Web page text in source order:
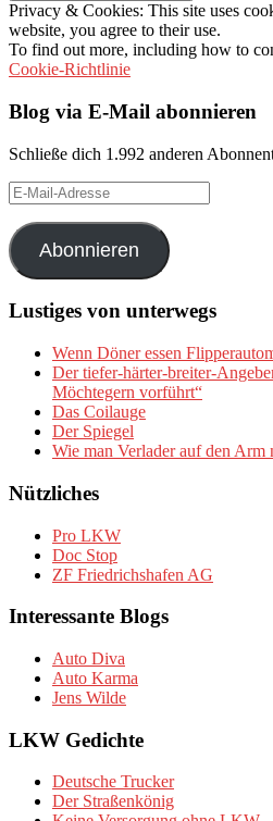
Privacy & Cookies: This site uses
website, you agree to their use.
To find out more, including how to
Cookie-Richtlinie
Blog via E-Mail abonnieren
Schließe dich 1.992 anderen
E-
Mail-
Adresse
Abonnieren
Lustiges von unterwegs
Wenn Döner essen
Der tiefer-härter-breiter-
Möchtegern vorführt“
Das Coilauge
Der Spiegel
Wie man Verlader auf den Arm
Nützliches
Pro LKW
Doc Stop
ZF Friedrichshafen AG
Interessante Blogs
Auto Diva
Auto Karma
Jens Wilde
LKW Gedichte
Deutsche Trucker
Der Straßenkönig